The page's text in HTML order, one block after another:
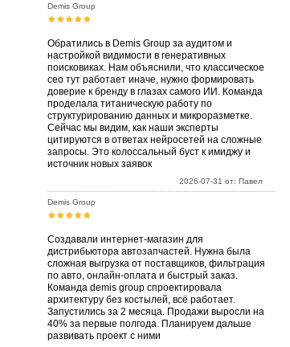
Demis Group
Обратились в Demis Group за аудитом и
настройкой видимости в генеративных
поисковиках. Нам объяснили, что классическое
сео тут работает иначе, нужно формировать
доверие к бренду в глазах самого ИИ. Команда
проделала титаническую работу по
структурированию данных и микроразметке.
Сейчас мы видим, как наши эксперты
цитируются в ответах нейросетей на сложные
запросы. Это колоссальный буст к имиджу и
источник новых заявок
2026-07-31 от: Павел
Demis Group
Создавали интернет-магазин для
дистрибьютора автозапчастей. Нужна была
сложная выгрузка от поставщиков, фильтрация
по авто, онлайн-оплата и быстрый заказ.
Команда demis group спроектировала
архитектуру без костылей, всё работает.
Запустились за 2 месяца. Продажи выросли на
40% за первые полгода. Планируем дальше
развивать проект с ними